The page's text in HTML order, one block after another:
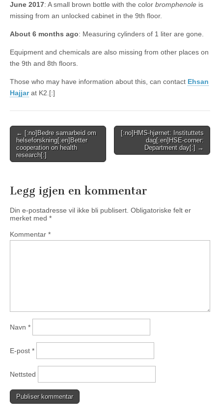
June 2017: A small brown bottle with the color bromphenole is
missing from an unlocked cabinet in the 9th floor.
About 6 months ago: Measuring cylinders of 1 liter are gone.
Equipment and chemicals are also missing from other places on
the 9th and 8th floors.
Those who may have information about this, can contact Ehsan
Hajjarat K2.[:]
Post
navigation
← [:no]Bedre samarbeid om
helseforskning[:en]Better
cooperation on health
research[:]
[:no]HMS-hjørnet: Instituttets
dag[:en]HSE-corner:
Department day[:] →
Legg igjen en kommentar
Din e-postadresse vil ikke bli publisert. Obligatoriske felt er
merket med *
Kommentar *
Navn *
E-post *
Nettsted